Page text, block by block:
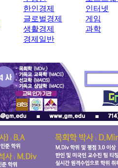
한인경제
글로벌경제
생활경제
경제일반
인터넷
게임
과학